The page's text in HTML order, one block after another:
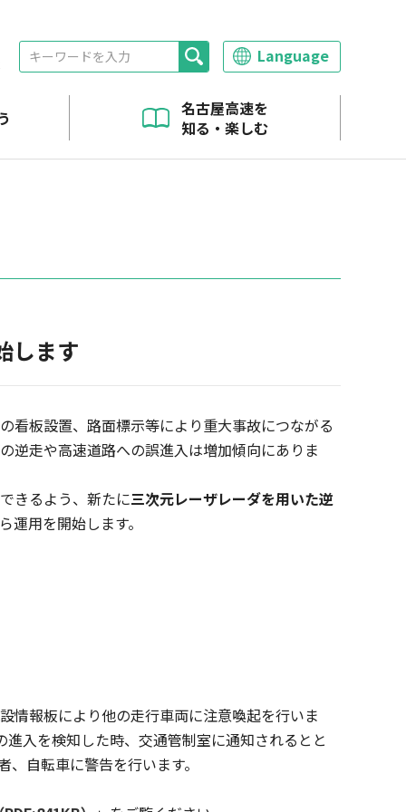
Language
名古屋高速を
知る・楽しむ
します
看板設置、路面標示等により重大事故につながる
逆走や高速道路への誤進入は増加傾向にありま
きるよう、新たに三次元レーザレーダを用いた逆
用を開始します。
情報板により他の走行車両に注意喚起を行いま
入を検知した時、交通管制室に通知されるとと
、自転車に警告を行います。